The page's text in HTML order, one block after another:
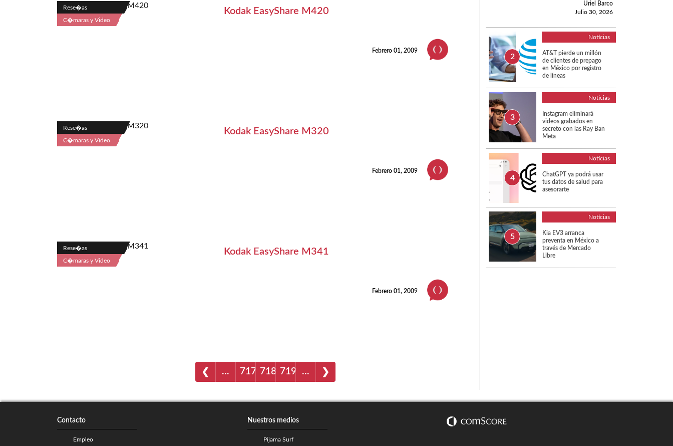
Rese�as
C�maras y Video
Kodak EasyShare M420
Febrero 01, 2009
Rese�as
C�maras y Video
Kodak EasyShare M320
Febrero 01, 2009
Rese�as
C�maras y Video
Kodak EasyShare M341
Febrero 01, 2009
❮ … 717 718 719 … ❯
Uriel Barco
Julio 30, 2026
Noticias
AT&T pierde un millón
de clientes de prepago
en México por registro
de líneas
Noticias
Instagram eliminará
videos grabados en
secreto con las Ray Ban
Meta
Noticias
ChatGPT ya podrá usar
tus datos de salud para
asesorarte
Noticias
Kia EV3 arranca
preventa en México a
través de Mercado
Libre
Contacto
Empleo
Nuestros medios
Pijama Surf